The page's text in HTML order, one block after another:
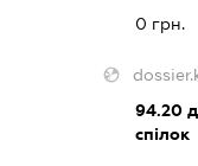
0 грн.
94.20
спілок